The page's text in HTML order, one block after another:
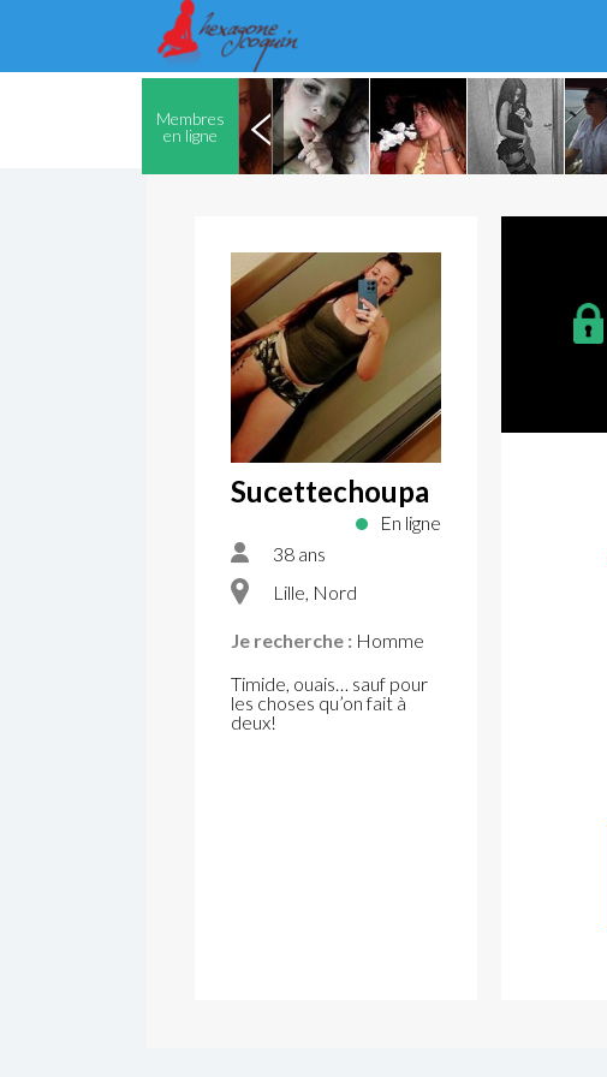
Membres
en ligne
Sucettechoupa
En ligne
38 ans
Lille, Nord
Je recherche : Homme
Timide, ouais… sauf pour
les choses qu’on fait à
deux!